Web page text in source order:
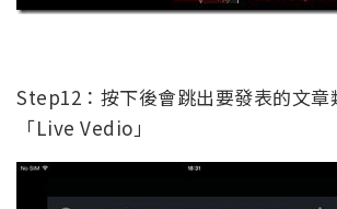
Step12：按下後會跳出要發表的文章
「Live Vedio」